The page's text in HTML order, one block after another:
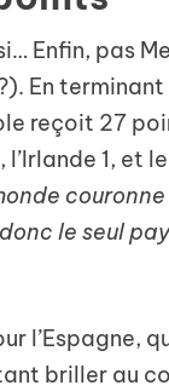
Enfin, pas
En
reçoit 27
1, et
le seul
l’Espagne,
briller au